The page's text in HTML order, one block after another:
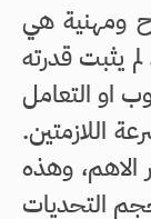
ومهنية هي
لم يثبت قدرته
او التعامل
اللازمتين.
الاهم، وهذه
التحديات